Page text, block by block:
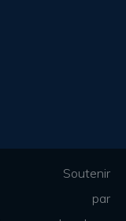
Soutenir
par